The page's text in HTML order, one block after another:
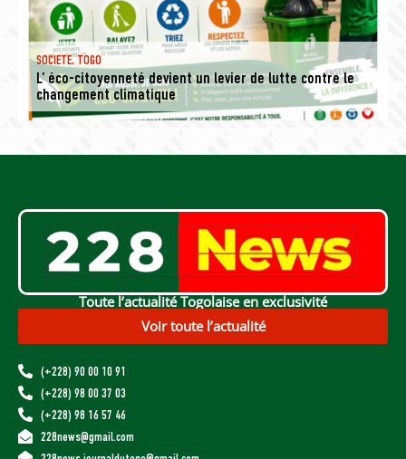
SOCIETE,TOGO
L’ éco-citoyenneté devient un levier de lutte contre le
changement climatique
Toute l’actualité Togolaise en exclusivité
Voir toute l’actualité
(+228) 90 00 10 91
(+228) 98 00 37 03
(+228) 98 16 57 46
228news@gmail.com